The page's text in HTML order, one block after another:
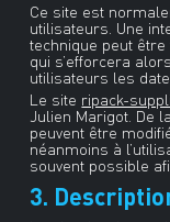
Ce site est
utilisateurs. Une
technique peut être
qui s’efforcera
utilisateurs les
Le site ripack-
Julien Marigot. De
peuvent être
néanmoins à
souvent possible
3.